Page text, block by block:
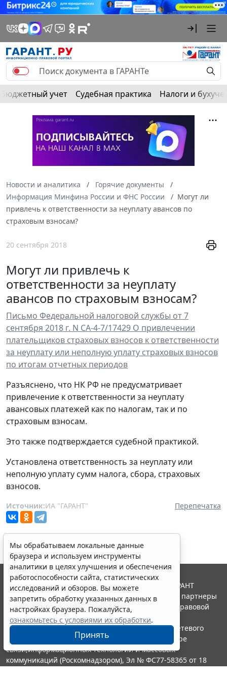
Бюджетный учет Судебная практика Налоги и
Новости и аналитика
Горячие документы
Информация Минфина России и ФНС России
Могут ли
привлечь к ответственности за неуплату авансов по
страховым взносам?
20 сентября 2018
Могут ли привлечь к
ответственности за неуплату
авансов по страховым взносам?
Письмо Федеральной налоговой службы от 7
сентября 2018 г. N СА-4-7/17429 О привлечении
плательщиков страховых взносов к ответственности
за неуплату или неполную уплату страховых взносов
по итогам отчетных периодов
Разъяснено, что НК РФ не предусматривает
привлечение к ответственности за неуплату
авансовых платежей как по налогам, так и по
страховым взносам.
Это также подтверждается судебной практикой.
Установлена ответственность за неуплату или
неполную уплату сумм налога, сбора, страховых
взносов.
Источник:ИА "ГАРАНТ" Перепечатка
Мы обрабатываем локальные данные
браузера и используем инструменты
аналитики в целях улучшения и обеспечения
работоспособности сайта, статистических
исследований и обзоров. Вы можете
запретить обработку указанных данных в
настройках браузера. Пожалуйста,
ознакомьтесь с условиями их обработки.
Принять
© ООО "НПП "ГАРАНТ-СЕРВИС", 2026. Система ГАРАНТ
выпускается с 1990 года. Компания "Гарант" и ее партнеры
являются участниками Российской ассоциации правовой
информации ГАРАНТ.
Портал ГАРАНТ.РУ зарегистрирован в качестве сетевого
издания Федеральной службой по надзору в сфере
связи,информационных технологий и массовых
коммуникаций (Роскомнадзором), Эл № ФС77-58365 от 18